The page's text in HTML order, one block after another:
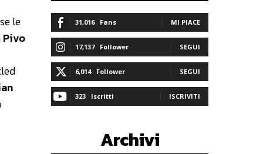
le
Pivo
31,016 Fans MI PIACE
17,137 Follower SEGUI
6,014 Follower SEGUI
323 Iscritti ISCRIVITI
Archivi